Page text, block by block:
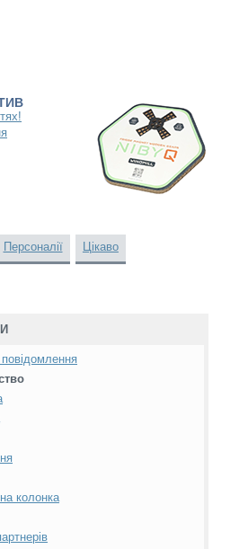
Персоналії Цікаво
повідомлення
колонка